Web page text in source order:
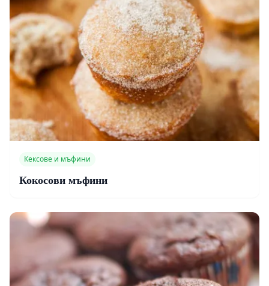
Кексове и мъфини
Кокосови мъфини